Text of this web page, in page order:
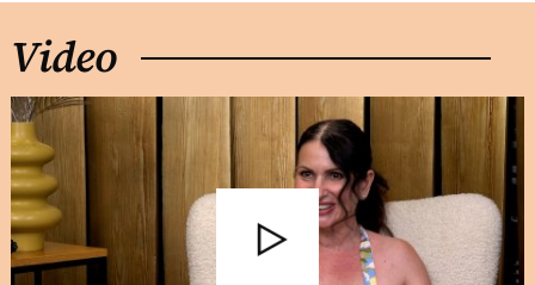
Video